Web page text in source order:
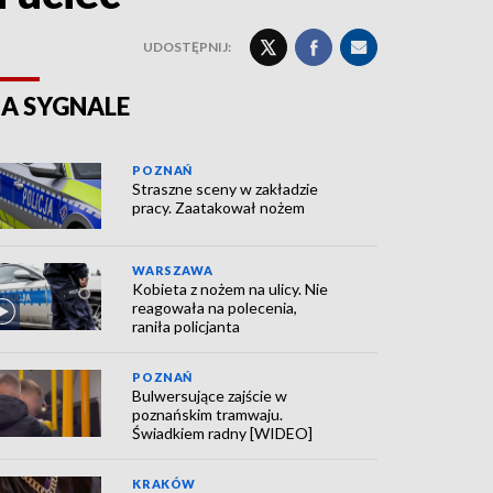
UDOSTĘPNIJ:
SYGNALE
POZNAŃ
Straszne sceny w zakładzie
pracy. Zaatakował nożem
WARSZAWA
Kobieta z nożem na ulicy. Nie
reagowała na polecenia,
raniła policjanta
POZNAŃ
Bulwersujące zajście w
poznańskim tramwaju.
Świadkiem radny [WIDEO]
KRAKÓW